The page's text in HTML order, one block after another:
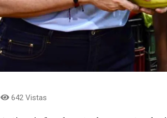
642 Vistas